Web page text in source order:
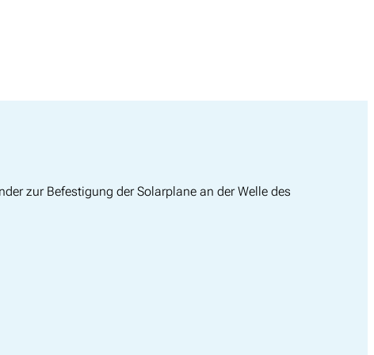
zur Befestigung der Solarplane an der Welle des